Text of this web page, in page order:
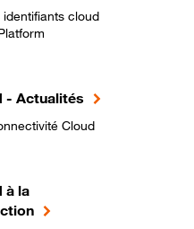
cloud
- Actualités
Cloud
à la